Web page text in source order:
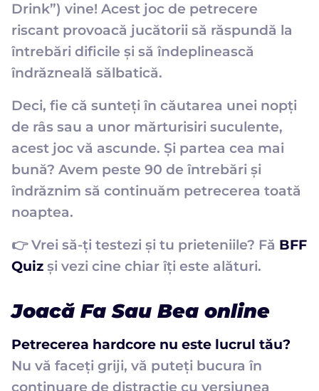
Drink”) vine! Acest joc de petrecere
riscant provoacă jucătorii să răspundă la
întrebări dificile și să îndeplinească
îndrăzneală sălbatică.
Deci, fie că sunteți în căutarea unei nopți
de râs sau a unor mărturisiri suculente,
acest joc vă ascunde. Și partea cea mai
bună? Avem peste 90 de întrebări și
îndrăznim să continuăm petrecerea toată
noaptea.
👉 Vrei să-ți testezi și tu prieteniile? Fă BFF
Quiz și vezi cine chiar îți este alături.
Joacă Fa Sau Bea online
Petrecerea hardcore nu este lucrul tău?
Nu vă faceți griji, vă puteți bucura în
continuare de distracție cu versiunea